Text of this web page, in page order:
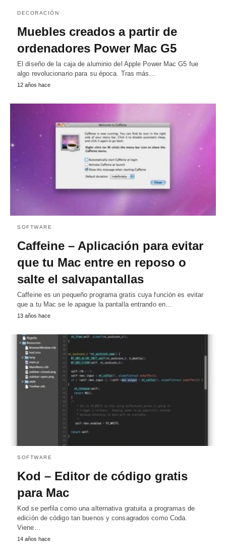
DECORACIÓN
Muebles creados a partir de
ordenadores Power Mac G5
El diseño de la caja de aluminio del Apple Power Mac G5 fue
algo revolucionario para su época. Tras más…
12 años hace
SOFTWARE
Caffeine – Aplicación para evitar
que tu Mac entre en reposo o
salte el salvapantallas
Caffeine es un pequeño programa gratis cuya función es evitar
que a tu Mac se le apague la pantalla entrando en…
13 años hace
SOFTWARE
Kod – Editor de código gratis
para Mac
Kod se perfila como una alternativa gratuita a programas de
edición de código tan buenos y consagrados como Coda.
Viene…
14 años hace